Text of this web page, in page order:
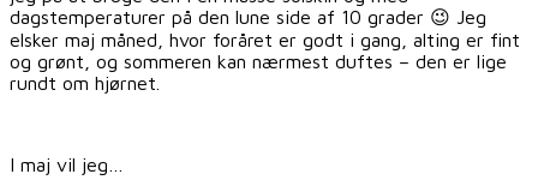
dagstemperaturer på den lune side af 10 grader 😉 Jeg
elsker maj måned, hvor foråret er godt i gang, alting er fint
og grønt, og sommeren kan nærmest duftes – den er lige
rundt om hjørnet.
I maj vil jeg…